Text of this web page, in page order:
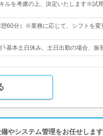
ルを考慮の上、決定いたします※試
60分）※業務に応じて、シフトを
基本土日休み。土日出勤の場合、
やシステム管理をお任せします